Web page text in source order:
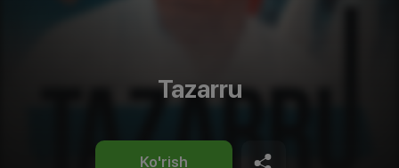
Tazarru
Ko'rish